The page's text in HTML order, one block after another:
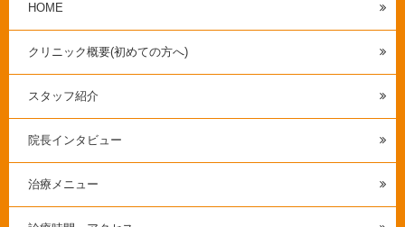
HOME
クリニック概要(初めての方へ)
スタッフ紹介
院長インタビュー
治療メニュー